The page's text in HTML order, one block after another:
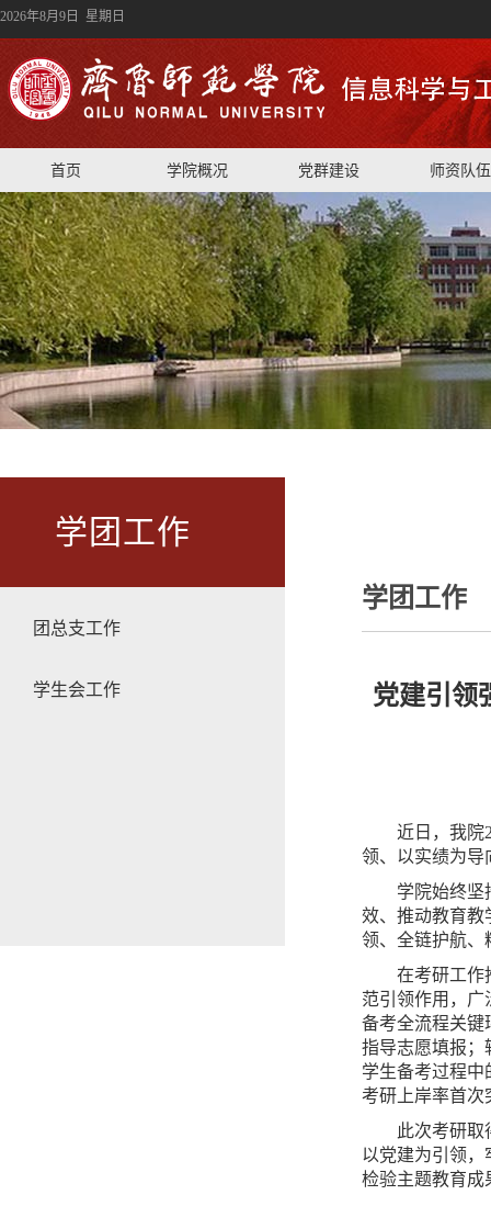
2026年8月9日 星期日
首页 学院概况 党群建设 师资队伍
学团工作
团总支工作
学生会工作
学团工作
党建引领
近日，我院
领、以实绩为导
学院始终坚
效、推动教育教
领、全链护航、
在考研工作
范引领作用，广
备考全流程关键
指导志愿填报；
学生备考过程中
考研上岸率首次
此次考研
以党建为引领
检验主题教育成